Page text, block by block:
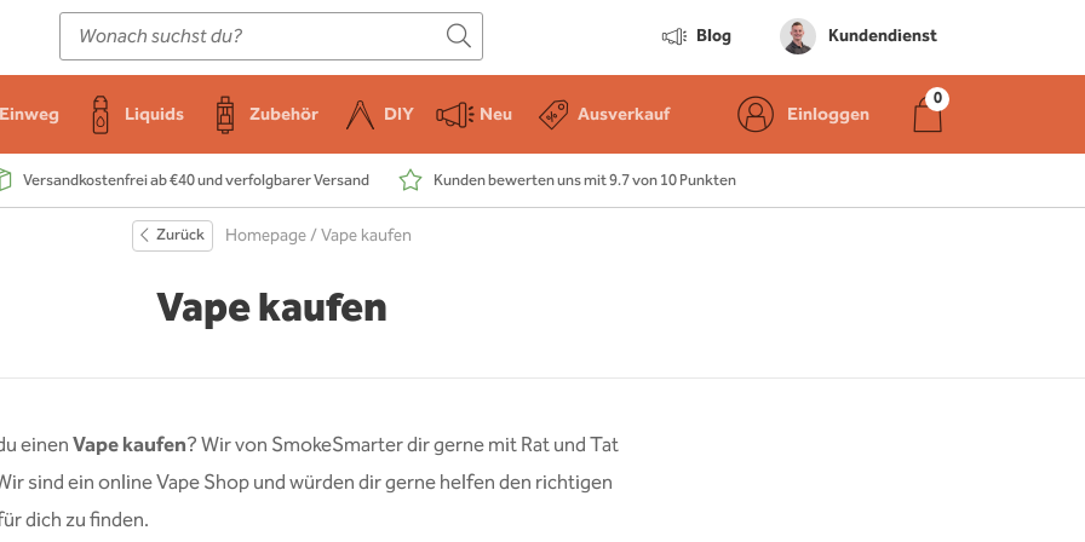
Blog Kundendienst
Einweg Liquids Zubehör DIY Neu Ausverkauf Einloggen
Versandkostenfrei ab €40 und verfolgbarer Versand Kunden bewerten uns mit 9.7 von 10 Punkten
E-Zigarette
Einweg
Liquids
Zubehör
DIY
Zurück Homepage/ Vape kaufen
Vape kaufen
einenVapekaufen? Wir von SmokeSmarter dir gerne mit Rat und Tat
sind ein online Vape Shop und würden dir gerne helfen den richtigen
dich zu finden.